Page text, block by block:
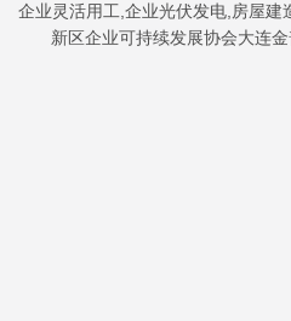
企业灵活用工,企业光伏发电,房屋
新区企业可持续发展协会大连